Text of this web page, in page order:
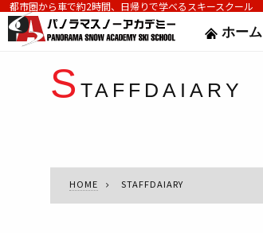
都市圏から車で約2時間、日帰りで学べるスキースクール
ホーム
S TAFFDAIARY
HOME STAFFDAIARY